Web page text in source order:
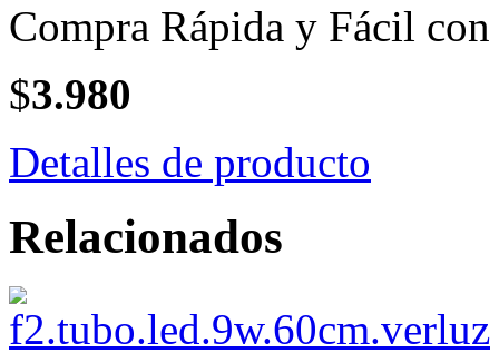
Compra Rápida y Fácil con
$3.980
Detalles de producto
Relacionados